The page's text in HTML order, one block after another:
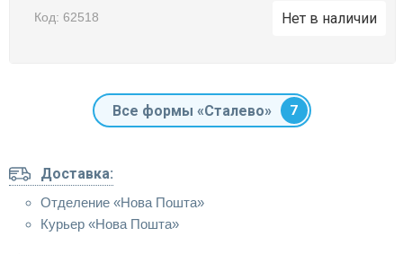
Код: 62518 Нет в наличии
Все формы «Сталево» 7
Доставка:
Отделение «Нова Пошта»
Курьер «Нова Пошта»